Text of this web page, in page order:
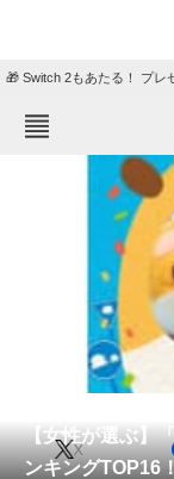
🎁 Switch 2もあたる！ プレ
ねとらぼメニュー
会員記事
【女性が選ぶ】
ンキングTOP16
X